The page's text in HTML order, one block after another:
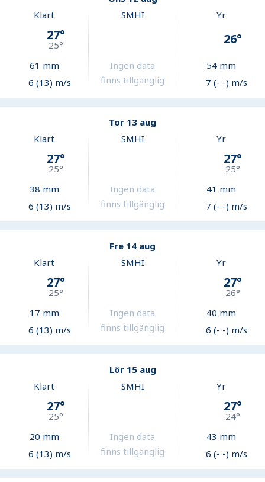
Klart
27°
25°
61 mm
6 (13) m/s
SMHI
Ingen data
finns tillgänglig
Yr
26°
54mm
7 (- -) m/s
Tor 13 aug
Klart
27°
25°
38 mm
6 (13) m/s
SMHI
Ingen data
finns tillgänglig
Yr
27°
25°
41 mm
7 (- -) m/s
Fre 14 aug
Klart
27°
25°
17 mm
6 (13) m/s
SMHI
Ingen data
finns tillgänglig
Yr
27°
26°
40 mm
6 (- -) m/s
Lör 15 aug
Klart
27°
25°
20 mm
6 (13) m/s
SMHI
Ingen data
finns tillgänglig
Yr
27°
24°
43 mm
6 (- -) m/s